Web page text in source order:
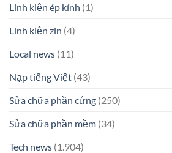
Linh kiện ép kính (1)
Linh kiện zin (4)
Local news (11)
Nạp tiếng Việt (43)
Sửa chữa phần cứng (250)
Sửa chữa phần mềm (34)
Tech news (1.904)